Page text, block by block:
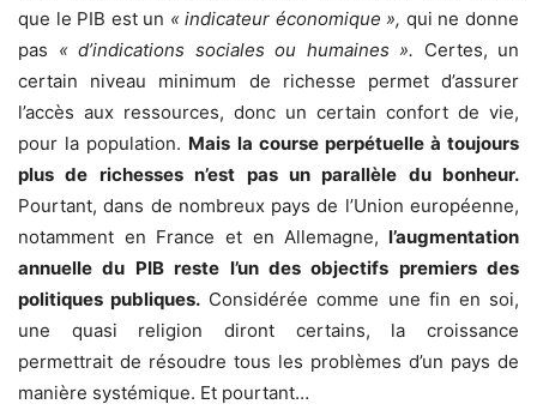
que le PIB est un « indicateur économique », qui ne donne
pas « d’indications sociales ou humaines ». Certes, un
certain niveau minimum de richesse permet d’assurer
l’accès aux ressources, donc un certain confort de vie,
pour la population. Mais la course perpétuelle à toujours
plus de richesses n’est pas un parallèle du bonheur.
Pourtant, dans de nombreux pays de l’Union européenne,
notamment en France et en Allemagne, l’augmentation
annuelle du PIB reste l’un des objectifs premiers des
politiques publiques. Considérée comme une fin en soi,
une quasi religion diront certains, la croissance
permettrait de résoudre tous les problèmes d’un pays de
manière systémique. Et pourtant…